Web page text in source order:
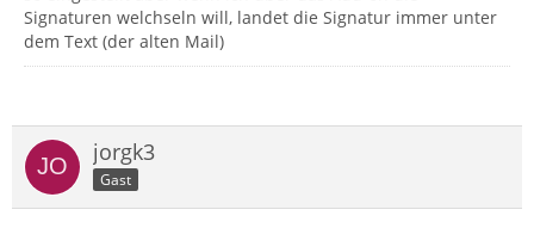
Signaturen welchseln will, landet die Signatur immer unter
dem Text (der alten Mail)
jorgk3
Gast